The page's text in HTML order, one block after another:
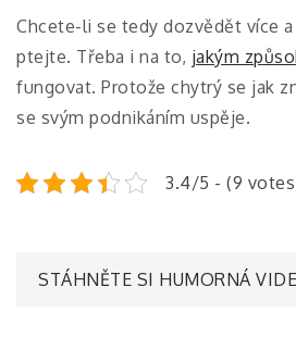
Chcete-li se tedy dozvědět více
ptejte. Třeba i na to, jakým
fungovat. Protože chytrý se jak
se svým podnikáním uspěje.
3.4/5 - (9
Navigace
STÁHNĚTE SI HUMORNÁ